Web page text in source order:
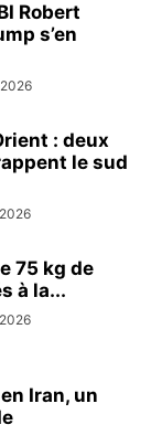
Robert
s’en
: deux
le sud
75 kg de
à la...
Iran, un